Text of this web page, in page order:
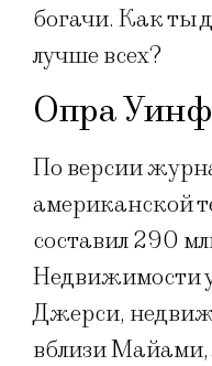
богачи. Как ты
лучше всех?
Опра
По версии
американской
составил 290
Недвижимости
Джерси,
вблизи